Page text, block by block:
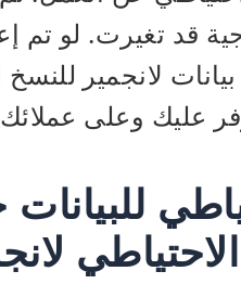
قد تغيرت. لو تم
لانجمير
عليك وعلى عملائك